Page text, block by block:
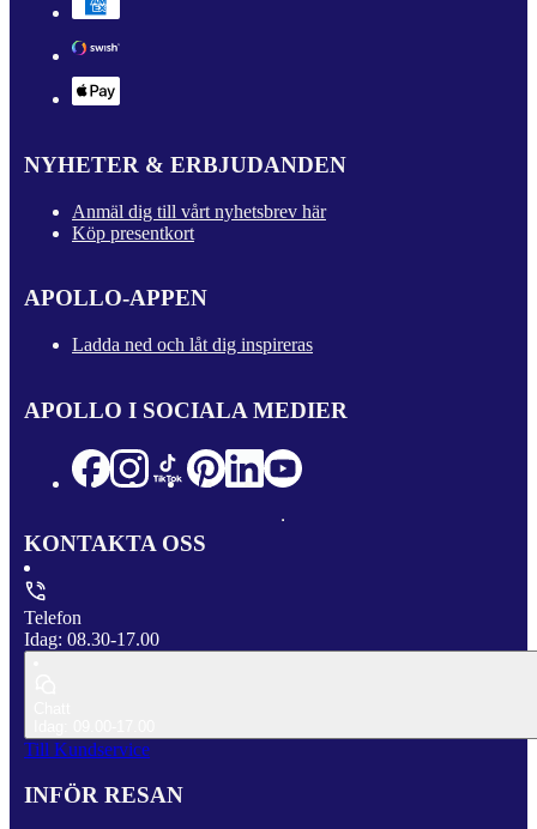
NYHETER & ERBJUDANDEN
Anmäl dig till vårt nyhetsbrev här
Köp presentkort
APOLLO-APPEN
Ladda ned och låt dig inspireras
APOLLO I SOCIALA MEDIER
KONTAKTA OSS
Telefon
Idag: 08.30-17.00
Till Kundservice
INFÖR RESAN